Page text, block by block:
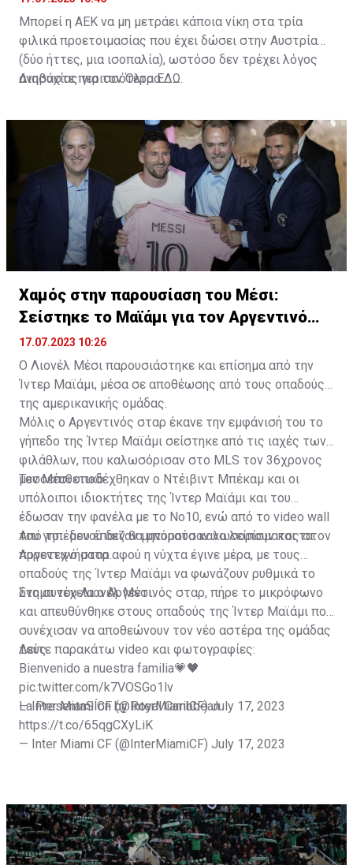
Μπορεί η ΑΕΚ να μη μετράει κάποια νίκη στα τρία
φιλικά προετοιμασίας που έχει δώσει στην Αυστρία
(δύο ήττες, μια ισοπαλία), ωστόσο δεν τρέχει λόγος
ανησυχίας για τον Όλτρα.
Διαβάστε περισσότεραΕΔΩ.
Χαμός στην παρουσίαση του Μέσι:
Σείστηκε το Μαϊάμι για τον Αργεντινό
σταρ
17.07.2023 10:26
Ο Λιονέλ Μέσι παρουσιάστηκε και επίσημα από την
Ίντερ Μαϊάμι, μέσα σε αποθέωσης από τους οπαδούς
της αμερικανικής ομάδας.
Μόλις ο Αργεντινός σταρ έκανε την εμφάνισή του το
γήπεδο της Ίντερ Μαϊάμι σείστηκε από τις ιαχές των
φιλάθλων, που καλωσόρισαν στο MLS τον 36χρονος
μεσοεπιθετικό.
Τον Μέσι υποδέχθηκαν ο Ντέιβιντ Μπέκαμ και οι
υπόλοιποι ιδιοκτήτες της Ίντερ Μαϊάμι και του
έδωσαν την φανέλα με το Νο10, ενώ από το video wall
του γηπέδου έπαιζαν μηνύματα καλωσορίσματος στον
Αργεντινό σταρ.
Από το... μενού δεν θα μπορούσαν να λείπουν και τα
πυροτεχνήματα αφού η νύχτα έγινε μέρα, με τους
οπαδούς της Ίντερ Μαϊάμι να φωνάζουν ρυθμικά το
όνομα του Λιονέλ Μέσι.
Στη συνέχεια ο Αργεντινός σταρ, πήρε το μικρόφωνο
και απευθύνθηκε στους οπαδούς της Ίντερ Μαϊάμι που
συνέχισαν να αποθεώνουν τον νέο αστέρα της ομάδας
τους.
Δείτε παρακάτω video και φωτογραφίες:
Bienvenido a nuestra familia💗🖤
pic.twitter.com/k7VOSGo1lv
— Inter Miami CF (@InterMiamiCF)July 17, 2023
La PresentaSÍon by Royal Caribbean
https://t.co/65qgCXyLiK
— Inter Miami CF (@InterMiamiCF) July 17, 2023